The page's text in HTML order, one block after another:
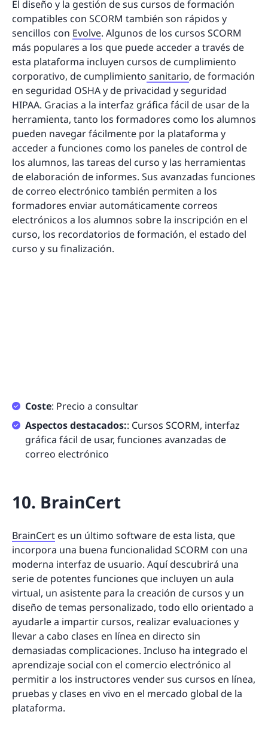
El diseño y la gestión de sus cursos de formación
compatibles con SCORM también son rápidos y
sencillos con Evolve. Algunos de los cursos SCORM
más populares a los que puede acceder a través de
esta plataforma incluyen cursos de cumplimiento
corporativo, de cumplimiento sanitario, de formación
en seguridad OSHA y de privacidad y seguridad
HIPAA. Gracias a la interfaz gráfica fácil de usar de la
herramienta, tanto los formadores como los alumnos
pueden navegar fácilmente por la plataforma y
acceder a funciones como los paneles de control de
los alumnos, las tareas del curso y las herramientas
de elaboración de informes. Sus avanzadas funciones
de correo electrónico también permiten a los
formadores enviar automáticamente correos
electrónicos a los alumnos sobre la inscripción en el
curso, los recordatorios de formación, el estado del
curso y su finalización.
Coste: Precio a consultar
Aspectos destacados:: Cursos SCORM, interfaz
gráfica fácil de usar, funciones avanzadas de
correo electrónico
10. BrainCert
BrainCert es un último software de esta lista, que
incorpora una buena funcionalidad SCORM con una
moderna interfaz de usuario. Aquí descubrirá una
serie de potentes funciones que incluyen un aula
virtual, un asistente para la creación de cursos y un
diseño de temas personalizado, todo ello orientado a
ayudarle a impartir cursos, realizar evaluaciones y
llevar a cabo clases en línea en directo sin
demasiadas complicaciones. Incluso ha integrado el
aprendizaje social con el comercio electrónico al
permitir a los instructores vender sus cursos en línea,
pruebas y clases en vivo en el mercado global de la
plataforma.